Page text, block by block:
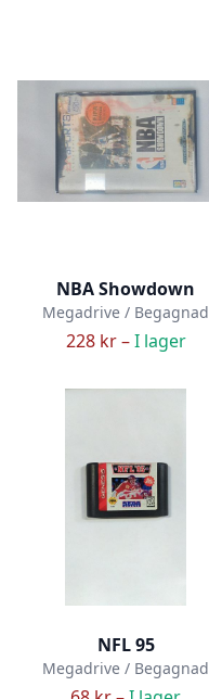
NBA Showdown
Megadrive / Begagnad
228 kr –I lager
NFL 95
Megadrive / Begagnad